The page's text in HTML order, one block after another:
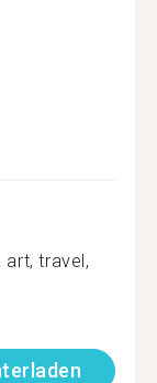
art, travel,